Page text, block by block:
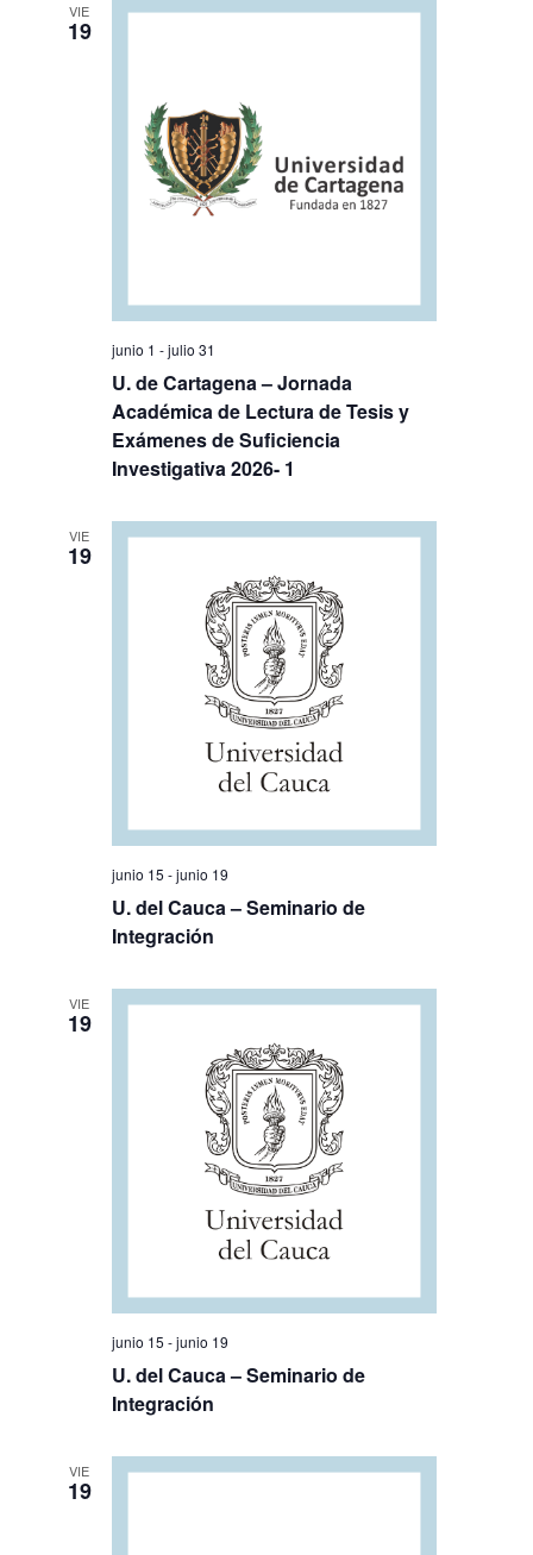
VIE
19
U. de Cartagena – Jornada
Académica de Lectura de Tesis y
Exámenes de Suficiencia
Investigativa 2026- 1
junio 1 -julio 31
VIE
19
U. del Cauca – Seminario de
Integración
junio 15 -junio 19
VIE
19
U. del Cauca – Seminario de
Integración
junio 15 -junio 19
VIE
19